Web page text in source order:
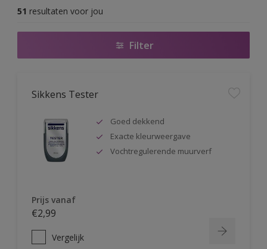
51 resultaten voor jou
Filter
Sikkens Tester
Goed dekkend
Exacte kleurweergave
Vochtregulerende muurverf
Prijs vanaf
€2,99
Vergelijk